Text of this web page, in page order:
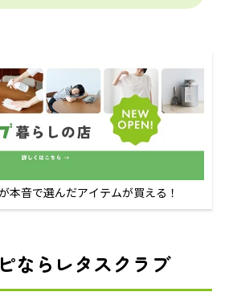
本音で選んだアイテムが買える！
ならレタスクラブ